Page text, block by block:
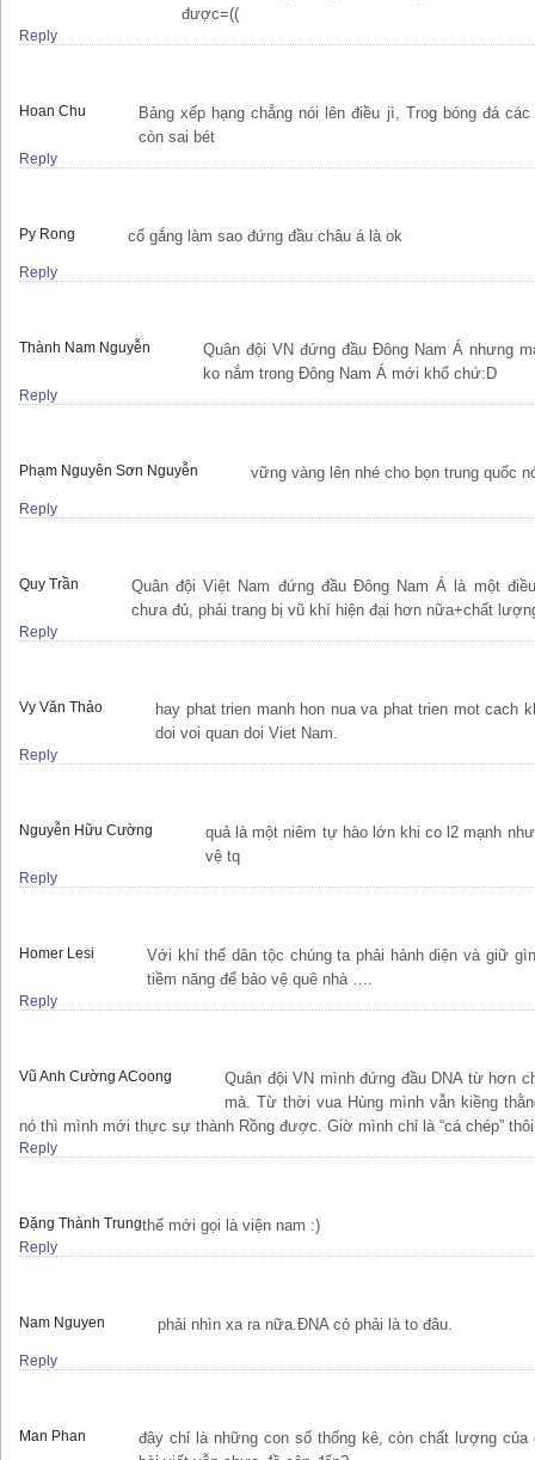
được=((
Reply
Hoan Chu
Bảng xếp hạng chẳng nói lên điều jì, Trog bóng đá các
còn sai bét
Reply
Py Rong cố gắng làm sao đứng đầu châu á là ok
Reply
Thành Nam Nguyễn
Quân đội VN đứng đầu Đông Nam Á nhưng
ko nắm trong Đông Nam Á mới khổ chứ:D
Reply
Phạm Nguyên Sơn Nguyễn vững vàng lên nhé cho bọn trung quốc
Reply
Quy Trần
Quân đội Việt Nam đứng đầu Đông Nam Á là một
chưa đủ, phải trang bị vũ khí hiện đại hơn nữa+chất
Reply
Vy Văn Thảo
hay phat trien manh hon nua va phat trien mot cach
doi voi quan doi Viet Nam.
Reply
Nguyễn Hữu Cường
quả là một niêm tự hào lớn khi co l2 mạnh
vệ tq
Reply
Homer Lesi
Với khí thế dân tộc chúng ta phải hảnh diện và giữ
tiềm năng để bảo vệ quê nhà ….
Reply
Vũ Anh Cường ACoong
Quân đội VN mình đứng đầu DNA từ hơn
mà. Từ thời vua Hùng mình vẫn kiềng
nó thì mình mới thực sự thành Rồng được. Giờ mình chỉ là “cá chép”
Reply
Đặng Thành Trungthế mới gọi là viện nam :)
Reply
Nam Nguyen phải nhìn xa ra nữa.ĐNA có phải là to đâu.
Reply
Man Phan
đây chỉ là những con số thống kê, còn chất lượng của